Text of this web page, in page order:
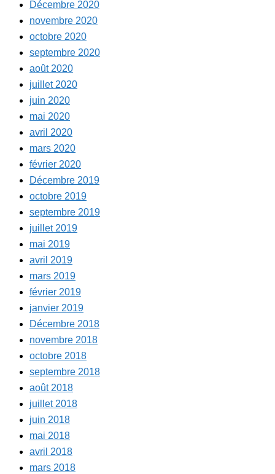
Décembre 2020
novembre 2020
octobre 2020
septembre 2020
août 2020
juillet 2020
juin 2020
mai 2020
avril 2020
mars 2020
février 2020
Décembre 2019
octobre 2019
septembre 2019
juillet 2019
mai 2019
avril 2019
mars 2019
février 2019
janvier 2019
Décembre 2018
novembre 2018
octobre 2018
septembre 2018
août 2018
juillet 2018
juin 2018
mai 2018
avril 2018
mars 2018